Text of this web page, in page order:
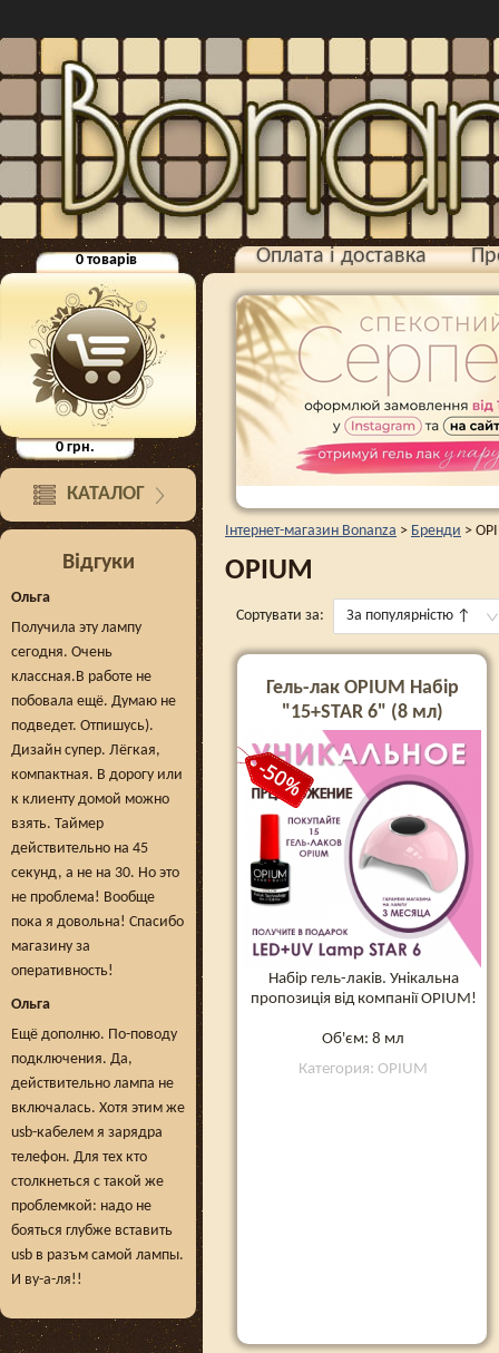
0 товарів
0грн.
КАТАЛОГ
Відгуки
Ольга
Получила эту лампу
сегодня. Очень
классная.В работе не
побовала ещё. Думаю не
подведет. Отпишусь).
Дизайн супер. Лёгкая,
компактная. В дорогу или
к клиенту домой можно
взять. Таймер
действительно на 45
секунд, а не на 30. Но это
не проблема! Вообще
пока я довольна! Спасибо
магазину за
оперативность!
Ольга
Ещё дополню. По-поводу
подключения. Да,
действительно лампа не
включалась. Хотя этим же
usb-кабелем я зарядра
телефон. Для тех кто
столкнеться с такой же
проблемкой: надо не
бояться глубже вставить
usb в разъм самой лампы.
И ву-а-ля!!
Оплата і доставка
Інтернет-магазин Bonanza > Бренди >
OPIUM
Сортувати за: За популярністю ↑
Гель-лак OPIUM Набір
"15+STAR 6" (8 мл)
Набір гель-лаків. Унікальна
пропозиція від компанії OPIUM!
Об'єм: 8 мл
Категория: OPIUM